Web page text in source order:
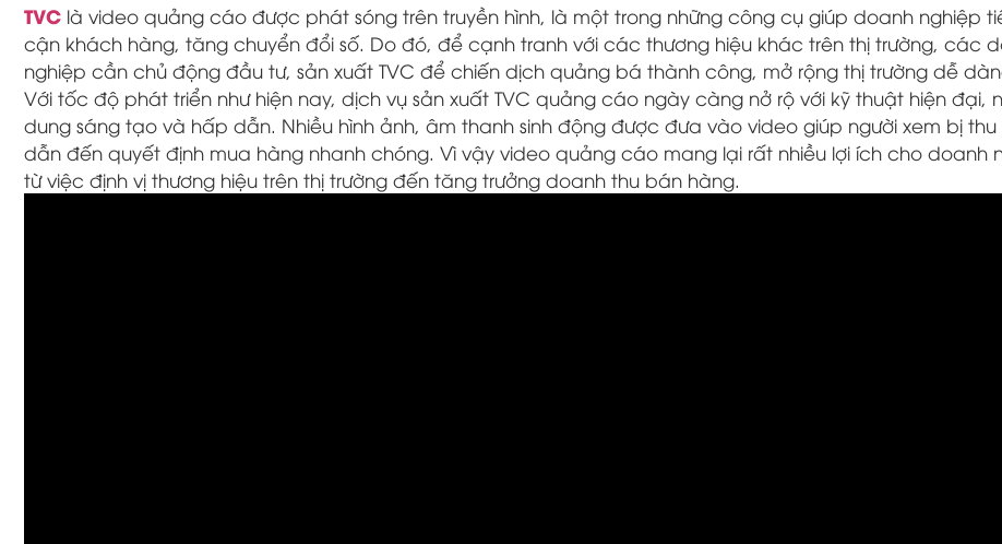
TVC là video quảng cáo được phát sóng trên truyền hình, là một trong những công cụ giúp doanh nghiệp
cận khách hàng, tăng chuyển đổi số. Do đó, để cạnh tranh với các thương hiệu khác trên thị trường, các
nghiệp cần chủ động đầu tư, sản xuất TVC để chiến dịch quảng bá thành công, mở rộng thị trường dễ
Với tốc độ phát triển như hiện nay, dịch vụ sản xuất TVC quảng cáo ngày càng nở rộ với kỹ thuật hiện đại,
dung sáng tạo và hấp dẫn. Nhiều hình ảnh, âm thanh sinh động được đưa vào video giúp người xem bị thu
dẫn đến quyết định mua hàng nhanh chóng. Vì vậy video quảng cáo mang lại rất nhiều lợi ích cho doanh
từ việc định vị thương hiệu trên thị trường đến tăng trưởng doanh thu bán hàng.